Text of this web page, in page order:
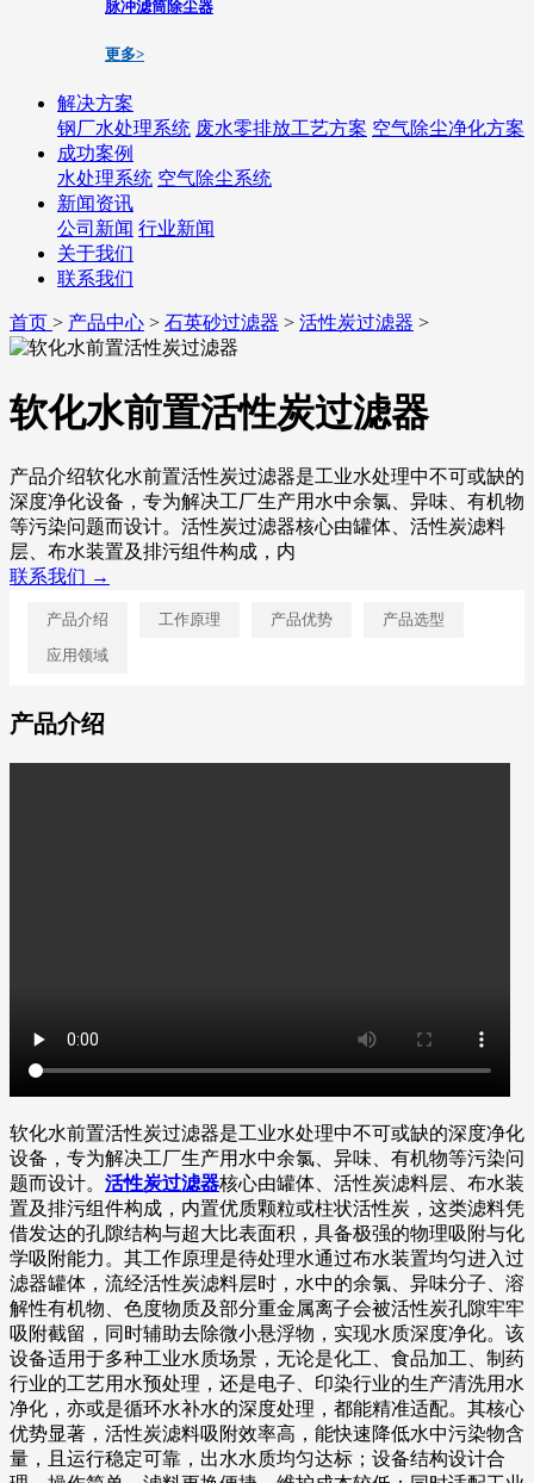
脉冲滤筒除尘器
更多>
解决方案
钢厂水处理系统 废水零排放工艺方案 空气除尘净化方案
成功案例
水处理系统 空气除尘系统
新闻资讯
公司新闻 行业新闻
关于我们
联系我们
首页 > 产品中心 > 石英砂过滤器 > 活性炭过滤器 >
软化水前置活性炭过滤器
产品介绍软化水前置活性炭过滤器是工业水处理中不可或缺的
深度净化设备，专为解决工厂生产用水中余氯、异味、有机物
等污染问题而设计。活性炭过滤器核心由罐体、活性炭滤料
层、布水装置及排污组件构成，内
联系我们 →
产品介绍 工作原理 产品优势
产品选型
应用领域
产品介绍
软化水前置活性炭过滤器是工业水处理中不可或缺的深度净化
设备，专为解决工厂生产用水中余氯、异味、有机物等污染问
题而设计。 活性炭过滤器核心由罐体、活性炭滤料层、布水装
置及排污组件构成，内置优质颗粒或柱状活性炭，这类滤料凭
借发达的孔隙结构与超大比表面积，具备极强的物理吸附与化
学吸附能力。其工作原理是待处理水通过布水装置均匀进入过
滤器罐体，流经活性炭滤料层时，水中的余氯、异味分子、溶
解性有机物、色度物质及部分重金属离子会被活性炭孔隙牢牢
吸附截留，同时辅助去除微小悬浮物，实现水质深度净化。该
设备适用于多种工业水质场景，无论是化工、食品加工、制药
行业的工艺用水预处理，还是电子、印染行业的生产清洗用水
净化，亦或是循环水补水的深度处理，都能精准适配。其核心
优势显著，活性炭滤料吸附效率高，能快速降低水中污染物含
量，且运行稳定可靠，出水水质均匀达标；设备结构设计合